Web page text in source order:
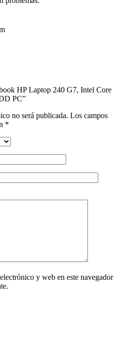
HP Laptop 240 G7, Intel Core
PC”
no será publicada. Los campos
*
y web en este navegador